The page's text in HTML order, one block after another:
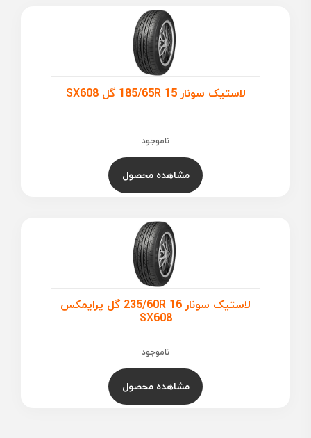
لاستیک سونار 185/65R 15 گل SX608
ناموجود
مشاهده محصول
لاستیک سونار 235/60R 16 گل پرایمکس
SX608
ناموجود
مشاهده محصول